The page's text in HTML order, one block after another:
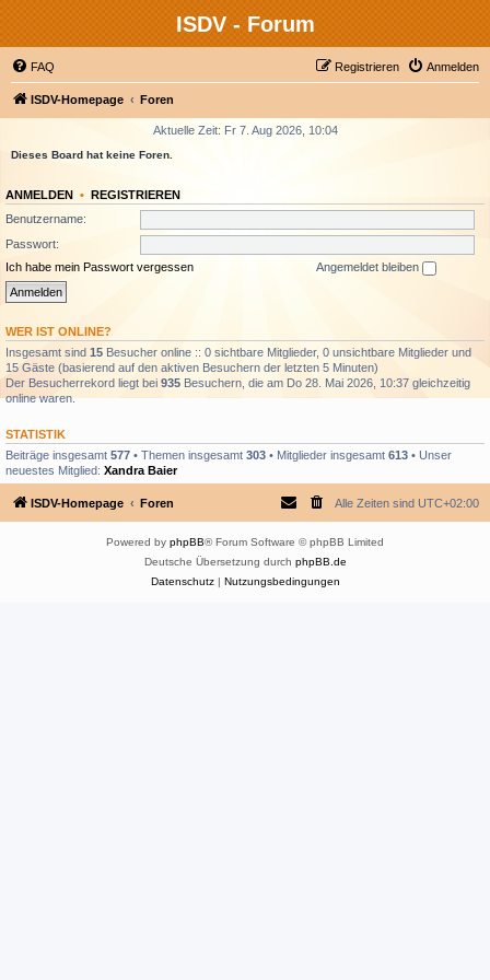
ISDV - Forum
FAQ Anmelden
Registrieren
ISDV-Homepage Foren
Aktuelle Zeit: Fr 7. Aug 2026, 10:04
Dieses Board hat keine Foren.
ANMELDEN • REGISTRIEREN
Benutzername:
Passwort:
Ich habe mein Passwort vergessen
Angemeldet bleiben
WER IST ONLINE?
Insgesamt sind 15 Besucher online :: 0 sichtbare Mitglieder, 0 unsichtbare Mitglieder und
15 Gäste (basierend auf den aktiven Besuchern der letzten 5 Minuten)
Der Besucherrekord liegt bei 935 Besuchern, die am Do 28. Mai 2026, 10:37 gleichzeitig
online waren.
STATISTIK
Beiträge insgesamt 577 • Themen insgesamt 303 • Mitglieder insgesamt 613 • Unser
neuestes Mitglied: Xandra Baier
ISDV-Homepage Foren Alle Zeiten sind UTC+02:00
Powered by phpBB® Forum Software © phpBB Limited
Deutsche Übersetzung durch phpBB.de
Datenschutz| Nutzungsbedingungen